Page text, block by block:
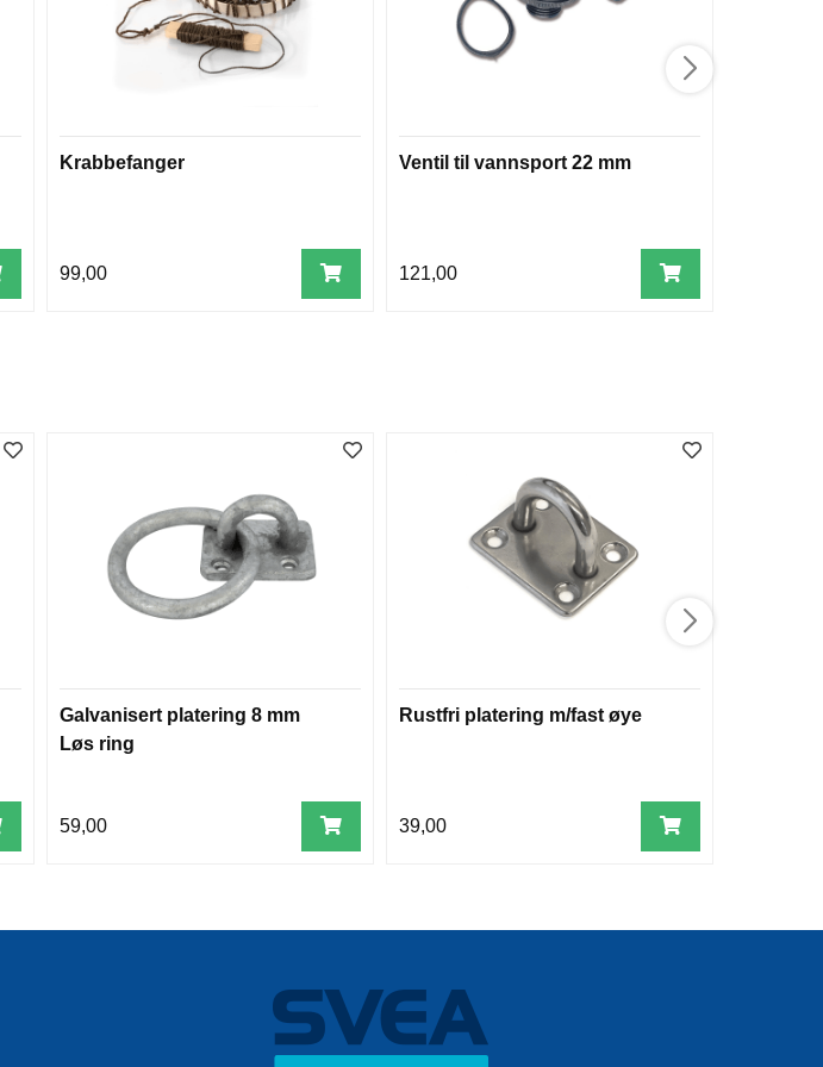
Krabbefanger
99,00
Ventil til vannsport 22 mm
121,00
Galvanisert platering 8 mm
Løs ring
59,00
Rustfri platering m/fast øye
39,00